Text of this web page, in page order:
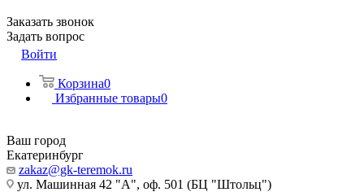
Заказать звонок
Задать вопрос
Войти
Корзина0
Избранные товары0
Ваш город
Екатеринбург
zakaz@gk-teremok.ru
ул. Машинная 42 "А", оф. 501 (БЦ "Штольц")